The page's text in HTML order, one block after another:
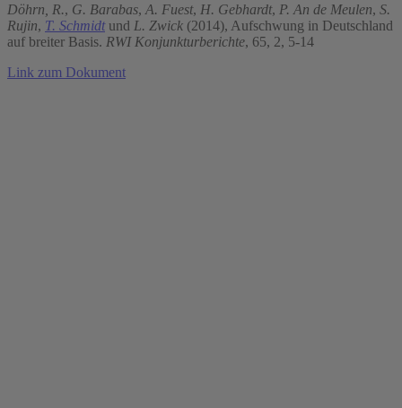
Döhrn, R., G. Barabas, A. Fuest, H. Gebhardt, P. An de Meulen, S.
Rujin, T. Schmidtund L. Zwick (2014), Aufschwung in Deutschland
auf breiter Basis. RWI Konjunkturberichte, 65, 2, 5-14
Link zum Dokument